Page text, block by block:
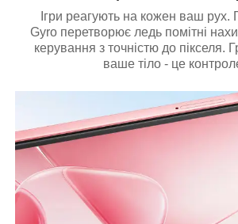
Ігри реагують на кожен ваш рух.
Gyro перетворює ледь помітні
керування з точністю до пікселя.
ваше тіло - це